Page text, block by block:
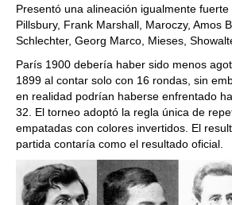
Presentó una alineación igualmente
Pillsbury, Frank Marshall, Maroczy, Amos
Schlechter, Georg Marco, Mieses,
París 1900 debería haber sido menos
1899 al contar solo con 16 rondas, sin
en realidad podrían haberse enfrentado
32. El torneo adoptó la regla única de
empatadas con colores invertidos. El
partida contaría como el resultado oficial.